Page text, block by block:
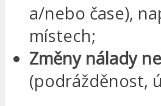
a/nebo čase),
místech;
Změny nálady
(podrážděnost,